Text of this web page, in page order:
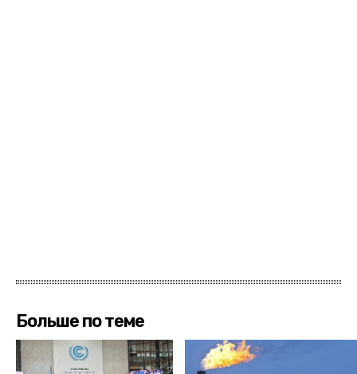
Больше по теме